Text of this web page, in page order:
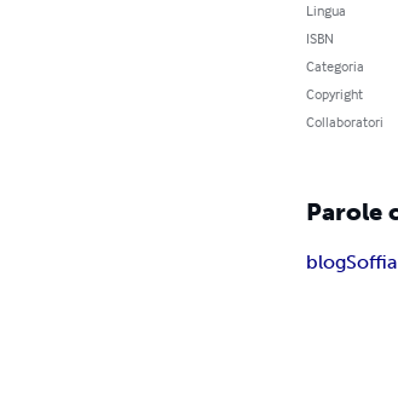
Lingua
ISBN
Categoria
Copyright
Collaboratori
Parole
blog